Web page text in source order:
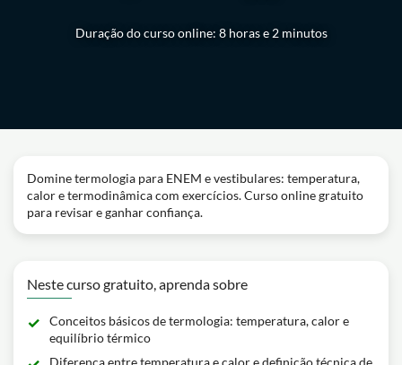
Duração do curso online: 8 horas e 2 minutos
Domine termologia para ENEM e vestibulares: temperatura,
calor e termodinâmica com exercícios. Curso online gratuito
para revisar e ganhar confiança.
Neste curso gratuito, aprenda sobre
Conceitos básicos de termologia: temperatura, calor e
equilíbrio térmico
Diferença entre temperatura e calor e definição técnica de